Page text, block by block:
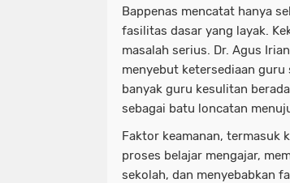
Bappenas mencatat hanya
fasilitas dasar yang layak.
masalah serius. Dr. Agus
menyebut ketersediaan
banyak guru kesulitan
sebagai batu loncatan
Faktor keamanan, termasuk
proses belajar mengajar,
sekolah, dan menyebabkan